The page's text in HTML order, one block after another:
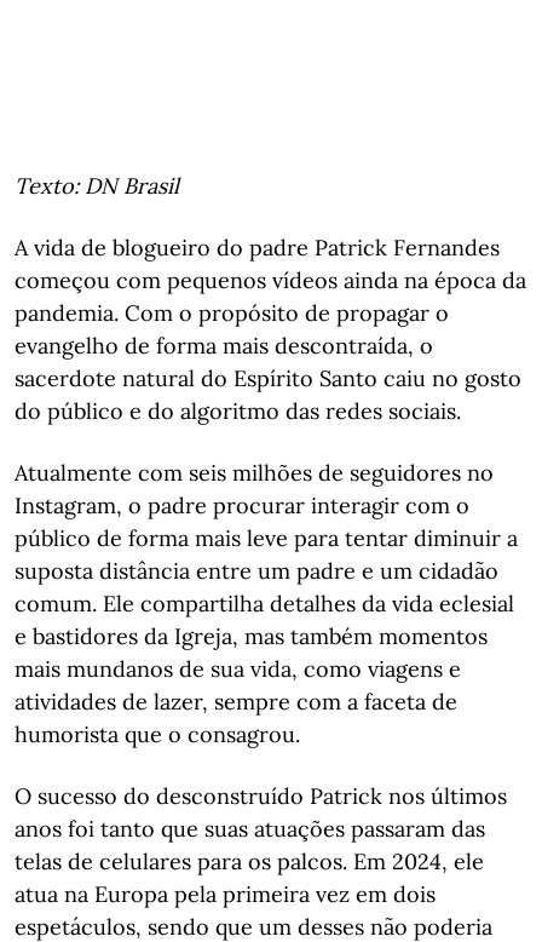
Texto: DN Brasil
A vida de blogueiro do padre Patrick Fernandes
começou com pequenos vídeos ainda na época da
pandemia. Com o propósito de propagar o
evangelho de forma mais descontraída, o
sacerdote natural do Espírito Santo caiu no gosto
do público e do algoritmo das redes sociais.
Atualmente com seis milhões de seguidores no
Instagram, o padre procurar interagir com o
público de forma mais leve para tentar diminuir a
suposta distância entre um padre e um cidadão
comum. Ele compartilha detalhes da vida eclesial
e bastidores da Igreja, mas também momentos
mais mundanos de sua vida, como viagens e
atividades de lazer, sempre com a faceta de
humorista que o consagrou.
O sucesso do desconstruído Patrick nos últimos
anos foi tanto que suas atuações passaram das
telas de celulares para os palcos. Em 2024, ele
atua na Europa pela primeira vez em dois
espetáculos, sendo que um desses não poderia